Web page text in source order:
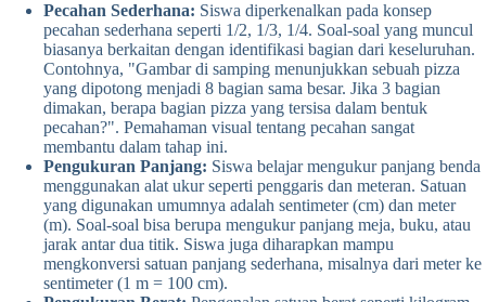
Pecahan Sederhana: Siswa diperkenalkan pada konsep
pecahan sederhana seperti 1/2, 1/3, 1/4. Soal-soal yang muncul
biasanya berkaitan dengan identifikasi bagian dari keseluruhan.
Contohnya, "Gambar di samping menunjukkan sebuah pizza
yang dipotong menjadi 8 bagian sama besar. Jika 3 bagian
dimakan, berapa bagian pizza yang tersisa dalam bentuk
pecahan?". Pemahaman visual tentang pecahan sangat
membantu dalam tahap ini.
Pengukuran Panjang: Siswa belajar mengukur panjang benda
menggunakan alat ukur seperti penggaris dan meteran. Satuan
yang digunakan umumnya adalah sentimeter (cm) dan meter
(m). Soal-soal bisa berupa mengukur panjang meja, buku, atau
jarak antar dua titik. Siswa juga diharapkan mampu
mengkonversi satuan panjang sederhana, misalnya dari meter ke
sentimeter (1 m = 100 cm).